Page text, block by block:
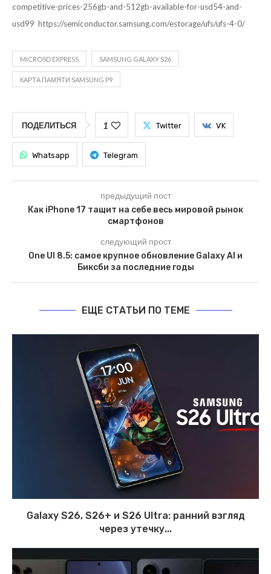
competitive-prices-256gb-and-512gb-available-for-usd54-and-
usd99 https://semiconductor.samsung.com/estorage/ufs/ufs-4-0/
MICROSD EXPRESS SAMSUNG GALAXY S26
КАРТА ПАМЯТИ SAMSUNG P9
ПОДЕЛИТЬСЯ 1 Twitter VK
Whatsapp Telegram
предыдущий пост
Как iPhone 17 тащит на себе весь мировой рынок
смартфонов
следующий прост
One UI 8.5: самое крупное обновление Galaxy AI и
Биксби за последние годы
ЕЩЕ СТАТЬИ ПО ТЕМЕ
Galaxy S26, S26+ и S26 Ultra: ранний взгляд
через утечку...